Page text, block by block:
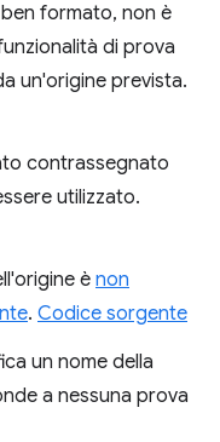
formato, non è
di prova
un'origine prevista.
contrassegnato
utilizzato.
ènon
. Codice sorgente
un nome della
a nessuna prova